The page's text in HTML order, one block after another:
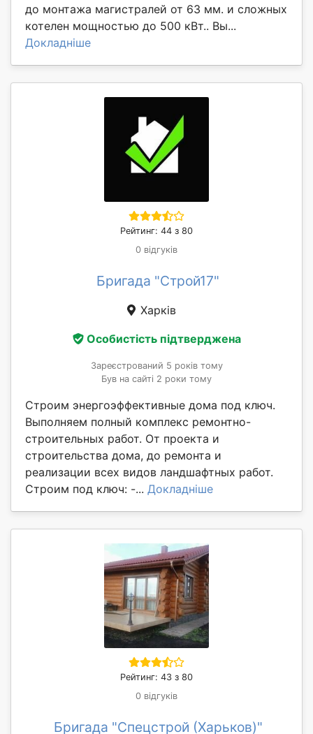
до монтажа магистралей от 63 мм. и сложных
котелен мощностью до 500 кВт.. Вы...
Докладніше
Рейтинг: 44 з 80
0 відгуків
Бригада "Строй17"
Харків
Особистість підтверджена
Зареєстрований 5 років тому
Був на сайті 2 роки тому
Строим энергоэффективные дома под ключ.
Выполняем полный комплекс ремонтно-
строительных работ. От проекта и
строительства дома, до ремонта и
реализации всех видов ландшафтных работ.
Строим под ключ: -... Докладніше
Рейтинг: 43 з 80
0 відгуків
Бригада "Спецстрой (Харьков)"